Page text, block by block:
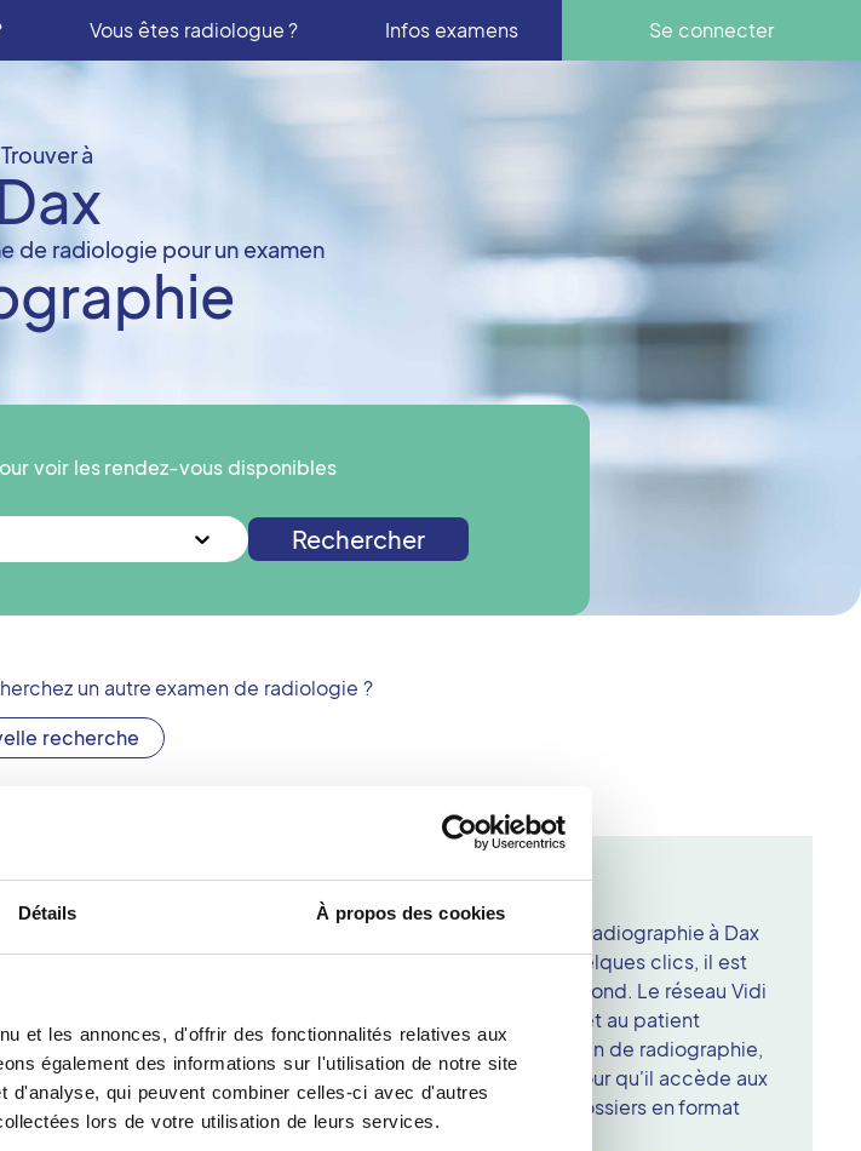
Détails À propos des cookies
et les annonces, d'offrir des fonctionnalités relatives aux
également des informations sur l'utilisation de notre site
qui peuvent combiner celles-ci avec d'autres
lors de votre utilisation de leurs services.
Vous êtes radiologue ? Infos examens Se connecter
Trouver à
Dax
de radiologie pour un examen
voir les rendez-vous disponibles
Rechercher
un autre examen de radiologie ?
recherche
La radiographie avec Vidi
Nous vous recommandons de prendre un rendez-vous radiographie à Dax
sur le site rdv-Vidi.fr. L'inscription est simple, car en quelques clics, il est
possible d'obtenir une date d'examen qui vous correspond. Le réseau Vidi
a mis en place un processus de numérisation qui permet au patient
d'optimiser son parcours de soins. Dès la fin de l'examen de radiographie,
le radiologue envoie un code confidentiel au patient pour qu'il accède aux
résultats sur internet via le site du centre de Dax. Les dossiers en format
numérique peuvent aussi être expédiés via internet.